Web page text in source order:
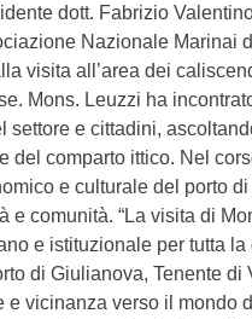
dott. Fabrizio
Nazionale Marinai
visita all’area dei
Mons. Leuzzi ha
e cittadini,
comparto ittico. Nel
e culturale del porto
comunità. “La visita di
e istituzionale per tutta la
di Giulianova, Tenente di
e vicinanza verso il mondo